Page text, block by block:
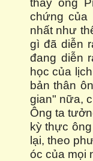
chứng của
nhất như
gì đã diễn
đang diễn
học của
bản thân
gian" nữa,
Ông ta
kỳ thực
lại, theo
óc của mọi